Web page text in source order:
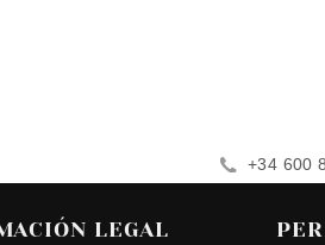
+34 600
LEGAL